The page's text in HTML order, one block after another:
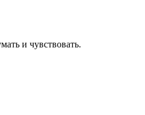
и чувствовать.